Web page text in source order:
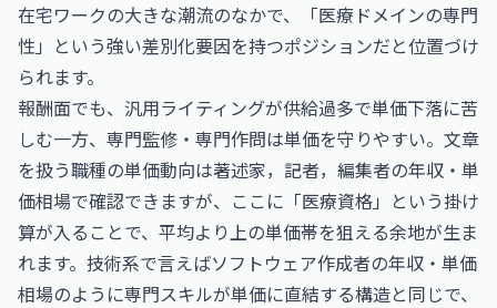
在宅ワークの大きな潮流のなかで、「医療ドメインの専門
性」という強い差別化要因を持つポジションだと位置づけ
られます。
報酬面でも、汎用ライティングが供給過多で単価下落に苦
しむ一方、専門監修・専門作問は単価を守りやすい。文章
を扱う職種の単価動向は著述家，記者，編集者の年収・単
価相場で確認できますが、ここに「医療資格」という掛け
算が入ることで、平均より上の単価帯を狙える余地が生ま
れます。技術系で言えばソフトウェア作成者の年収・単価
相場のように専門スキルが単価に直結する構造と同じで、